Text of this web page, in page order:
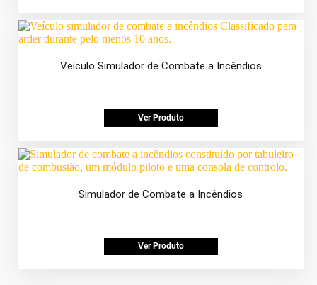
Veículo Simulador de Combate a Incêndios
Ver Produto
Simulador de Combate a Incêndios
Ver Produto